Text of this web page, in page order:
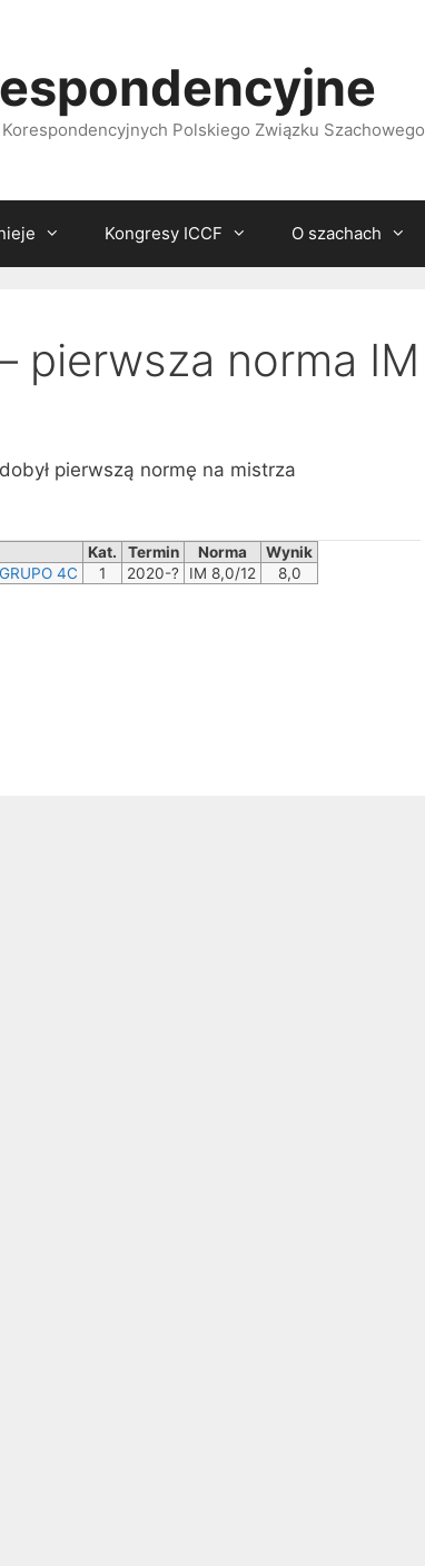
Polskiego Związku Szachowego
Kongresy ICCF O szachach
pierwsza norma IM
pierwszą normę na mistrza
Kat. Termin Norma
Wynik
4C 1 2020-? IM 8,0/12 8,0